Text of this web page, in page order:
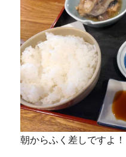
朝からふく差しですよ！